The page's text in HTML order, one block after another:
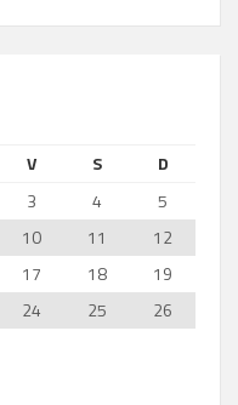
V S
D
3 4
5
10 11
12
17 18
19
24 25
26